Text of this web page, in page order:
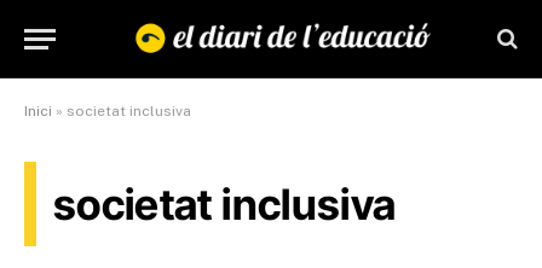
Inici » societat inclusiva
societat inclusiva